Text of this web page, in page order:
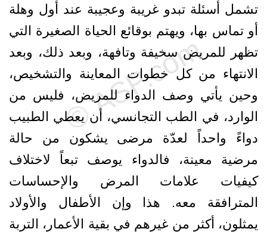
تشمل أسئلة تبدو غريبة وعجيبة عند أول وهلة
أو تماس بها، ويهتم بوقائع الحياة الصغيرة التي
تظهر للمريض سخيفة وتافهة، وبعد ذلك، وبعد
الانتهاء من كل خطوات المعاينة والتشخيص،
وحين يأتي وصف الدواء للمريض، فليس من
الوارد، في الطب التجانسي، أن يعطي الطبيب
دواءً واحداً لعدّة مرضى يشكون من حالة
مرضية معينة، فالدواء يوصف تبعاً لاختلاف
كيفيات علامات المرض والإحساسات
المترافقة معه. هذا وإن الأطفال والأولاد
يمثلون، أكثر من غيرهم في بقية الأعمار، التربة